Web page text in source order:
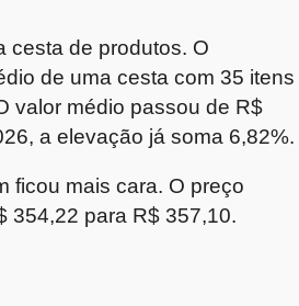
cesta de produtos. O
de uma cesta com 35 itens
valor médio passou de R$
a elevação já soma 6,82%.
ficou mais cara. O preço
354,22 para R$ 357,10.